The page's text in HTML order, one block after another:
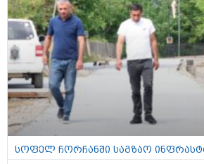
სოფელ ჩორჩანში საგზაო